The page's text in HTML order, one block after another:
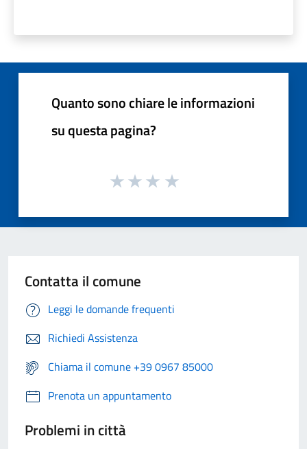
Quanto sono chiare le informazioni
su questa pagina?
Contatta il comune
Leggi le domande frequenti
Richiedi Assistenza
Chiama il comune +39 0967 85000
Prenota un appuntamento
Problemi in città